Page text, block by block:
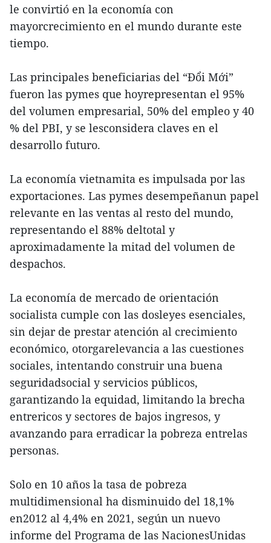
le convirtió en la economía con
mayorcrecimiento en el mundo durante este
tiempo.
Las principales beneficiarias del “Đổi Mới”
fueron las pymes que hoyrepresentan el 95%
del volumen empresarial, 50% del empleo y 40
% del PBI, y se lesconsidera claves en el
desarrollo futuro.
La economía vietnamita es impulsada por las
exportaciones. Las pymes desempeñanun papel
relevante en las ventas al resto del mundo,
representando el 88% deltotal y
aproximadamente la mitad del volumen de
despachos.
La economía de mercado de orientación
socialista cumple con las dosleyes esenciales,
sin dejar de prestar atención al crecimiento
económico, otorgarelevancia a las cuestiones
sociales, intentando construir una buena
seguridadsocial y servicios públicos,
garantizando la equidad, limitando la brecha
entrericos y sectores de bajos ingresos, y
avanzando para erradicar la pobreza entrelas
personas.
Solo en 10 años la tasa de pobreza
multidimensional ha disminuido del 18,1%
en2012 al 4,4% en 2021, según un nuevo
informe del Programa de las NacionesUnidas